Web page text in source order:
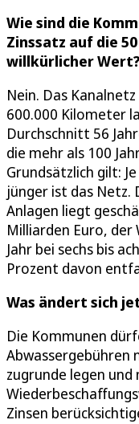
Wie sind die
Zinssatz auf die
willkürlicher Wert?
Nein. Das
600.000 Kilometer
Durchschnitt 56
die mehr als 100
Grundsätzlich gilt:
jünger ist das Netz.
Anlagen liegt
Milliarden Euro,
Jahr bei sechs bis
Prozent davon
Was ändert sich
Die Kommunen
Abwassergebühren
zugrunde legen und
Zinsen